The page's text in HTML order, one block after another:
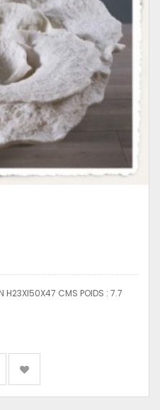
H23Xl50X47 CMS POIDS : 7.7